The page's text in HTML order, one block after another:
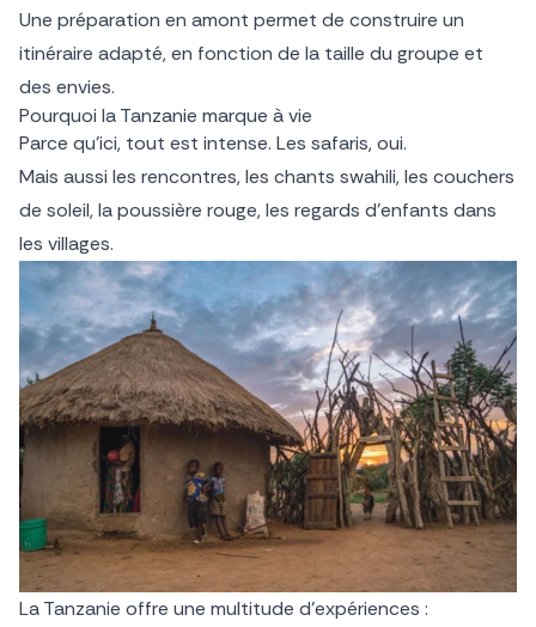
Une préparation en amont permet de construire un
itinéraire adapté, en fonction de la taille du groupe et
des envies.
Pourquoi la Tanzanie marque à vie
Parce qu’ici, tout est intense. Les safaris, oui.
Mais aussi les rencontres, les chants swahili, les couchers
de soleil, la poussière rouge, les regards d’enfants dans
les villages.
La Tanzanie offre une multitude d’expériences :